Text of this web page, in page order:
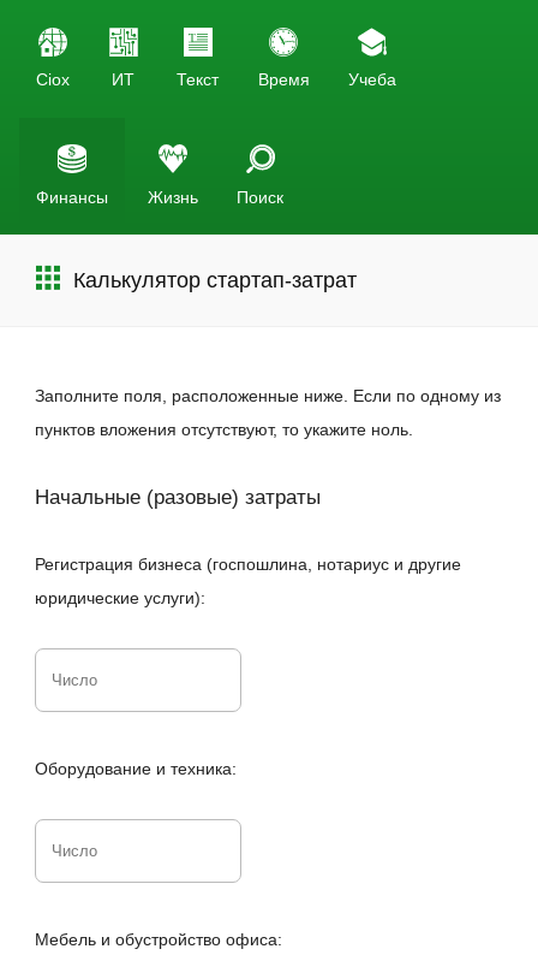
Ciox ИТ Текст Время Учеба
Финансы Жизнь Поиск
Калькулятор стартап-затрат
Заполните поля, расположенные ниже. Если по одному из
пунктов вложения отсутствуют, то укажите ноль.
Начальные (разовые) затраты
Регистрация бизнеса (госпошлина, нотариус и другие
юридические услуги):
Оборудование и техника:
Мебель и обустройство офиса: